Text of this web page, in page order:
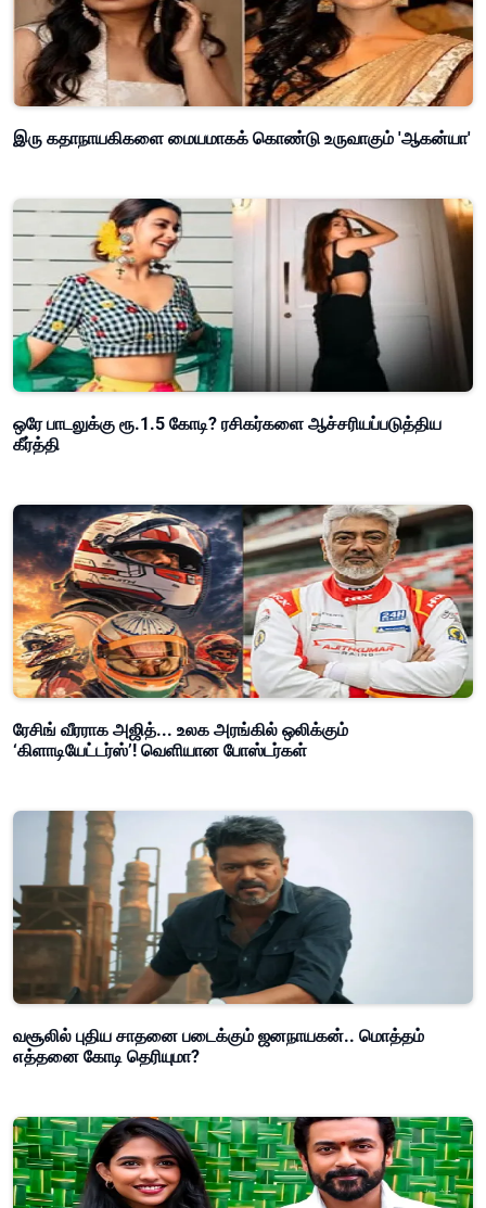
இரு கதாநாயகிகளை மையமாகக் கொண்டு உருவாகும் 'ஆகன்யா'
ஒரே பாடலுக்கு ரூ.1.5 கோடி? ரசிகர்களை ஆச்சரியப்படுத்திய
கீர்த்தி
ரேசிங் வீரராக அஜித்... உலக அரங்கில் ஒலிக்கும்
‘கிளாடியேட்டர்ஸ்’! வெளியான போஸ்டர்கள்
வசூலில் புதிய சாதனை படைக்கும் ஜனநாயகன்.. மொத்தம்
எத்தனை கோடி தெரியுமா?